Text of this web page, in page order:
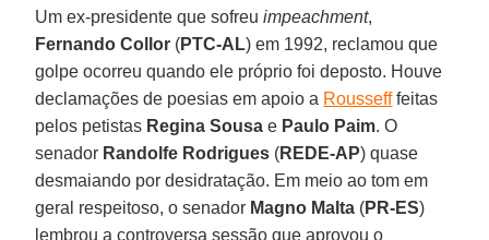
Um ex-presidente que sofreuimpeachment,
Fernando Collor (PTC-AL) em 1992, reclamou que
golpe ocorreu quando ele próprio foi deposto. Houve
declamações de poesias em apoio a Roussefffeitas
pelos petistas Regina Sousa e Paulo Paim. O
senador Randolfe Rodrigues (REDE-AP) quase
desmaiando por desidratação. Em meio ao tom em
geral respeitoso, o senador Magno Malta (PR-ES)
lembrou a controversa sessão que aprovou o